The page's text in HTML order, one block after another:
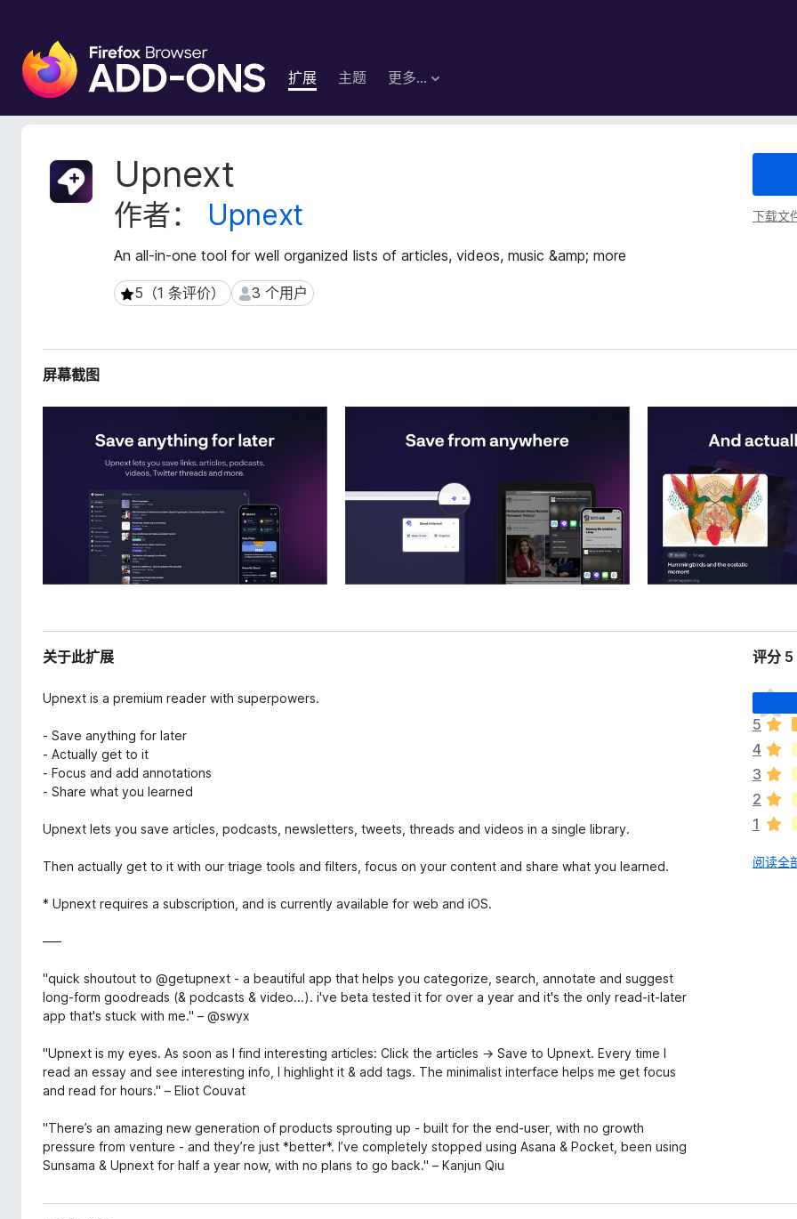
F
i
e
扩展 主题 更多…
Upnext
作者： Upnext
An all-in-one tool for well organized lists of articles, videos, music &amp; more
5（1 条评价）
5（1 条评价） 3 个用户
3 个用户
下载文
扩
展
元
屏幕截图
关于此扩展
Upnext is a premium reader with superpowers.
- Save anything for later
- Actually get to it
- Focus and add annotations
- Share what you learned
Upnext lets you save articles, podcasts, newsletters, tweets, threads and videos in a single library.
Then actually get to it with our triage tools and filters, focus on your content and share what you learned.
* Upnext requires a subscription, and is currently available for web and iOS.
–––
"quick shoutout to @getupnext - a beautiful app that helps you categorize, search, annotate and suggest
long-form goodreads (& podcasts & video...). i've beta tested it for over a year and it's the only read-it-later
app that's stuck with me." – @swyx
"Upnext is my eyes. As soon as I find interesting articles: Click the articles → Save to Upnext. Every time I
read an essay and see interesting info, I highlight it & add tags. The minimalist interface helps me get focus
and read for hours." – Eliot Couvat
"There’s an amazing new generation of products sprouting up - built for the end-user, with no growth
pressure from venture - and they’re just *better*. I’ve completely stopped using Asana & Pocket, been using
Sunsama & Upnext for half a year now, with no plans to go back." – Kanjun Qiu
评分 5
目
前
尚
无
评
分
5
4
3
2
1
阅读全